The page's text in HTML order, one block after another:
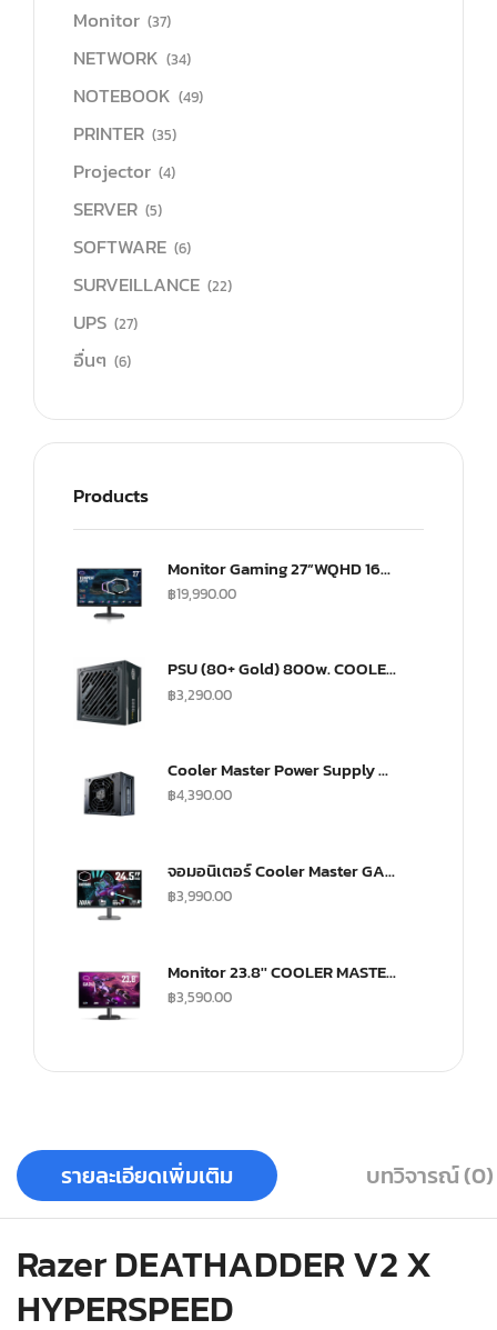
Monitor (37)
NETWORK (34)
NOTEBOOK (49)
PRINTER (35)
Projector (4)
SERVER (5)
SOFTWARE (6)
SURVEILLANCE (22)
UPS (27)
อื่นๆ (6)
Products
Monitor Gaming 27”WQHD 165Hz ultra-IPS Monitor(US) (CMI-GP27-FQS-US)
฿19,990.00
PSU (80+ Gold) 800w. COOLER MASTER G800 (MPW-8001-ACAAG)
฿3,290.00
Cooler Master Power Supply V SFX 750Watt Fully Modular A/EU Cable Gold
฿4,390.00
จอมอนิเตอร์ Cooler Master GA2501 Gaming Monitor (IPS 100Hz)
฿3,990.00
Monitor 23.8'' COOLER MASTER GA241
฿3,590.00
รายละเอียดเพิ่มเติม บทวิจารณ์ (0)
Razer DEATHADDER V2 X
HYPERSPEED